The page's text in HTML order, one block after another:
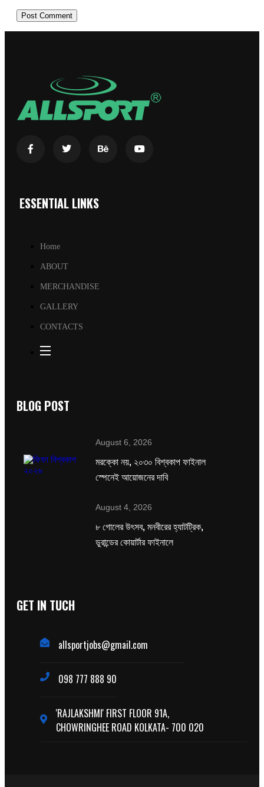
ESSENTIAL LINKS
Home
ABOUT
MERCHANDISE
GALLERY
CONTACTS
BLOG POST
August 6, 2026
মরক্কো নয়, ২০৩০ বিশ্বকাপ ফাইনাল
স্পেনেই আয়োজনের দাবি
August 4, 2026
৮ গোলের উৎসব, মনবীরের হ্যাটট্রিক,
ডুরান্ডের কোয়ার্টার ফাইনালে
GET IN TUCH
allsportjobs@gmail.com
098 777 888 90
'RAJLAKSHMI' FIRST FLOOR 91A,
CHOWRINGHEE ROAD KOLKATA- 700 020